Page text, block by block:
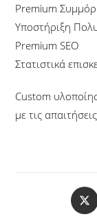
Premium
Υποστήριξη
Premium SEO
Στατιστικά
Custom
με τις απαιτήσεις
Opens
in